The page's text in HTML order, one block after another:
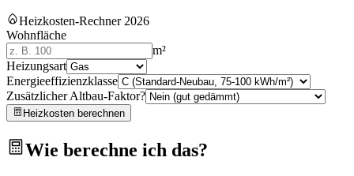
Heizkosten-Rechner 2026
Wohnfläche
m²
Heizungsart
Energieeffizienzklasse
Zusätzlicher Altbau-Faktor?
Heizkosten berechnen
Wie berechne ich das?